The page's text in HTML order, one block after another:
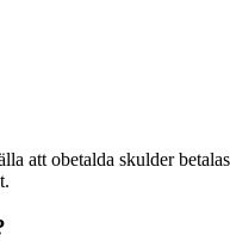
att obetalda skulder